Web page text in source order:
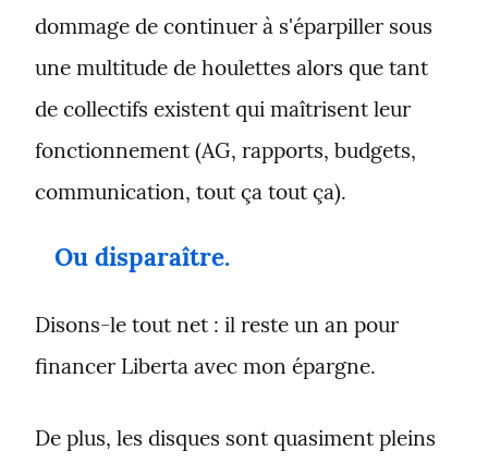
dommage de continuer à s'éparpiller sous
une multitude de houlettes alors que tant
de collectifs existent qui maîtrisent leur
fonctionnement (AG, rapports, budgets,
communication, tout ça tout ça).
Ou disparaître.
Disons-le tout net : il reste un an pour
financer Liberta avec mon épargne.
De plus, les disques sont quasiment pleins